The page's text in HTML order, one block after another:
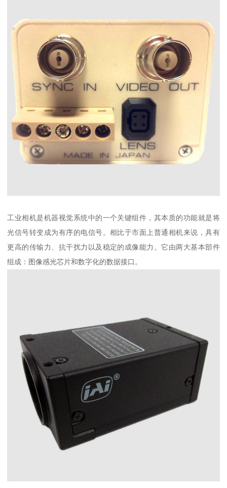
工业相机是机器视觉系统中的一个关键组件，其本质的功能就是将
光信号转变成为有序的电信号。相比于市面上普通相机来说，具有
更高的传输力、抗干扰力以及稳定的成像能力。它由两大基本部件
组成：图像感光芯片和数字化的数据接口。